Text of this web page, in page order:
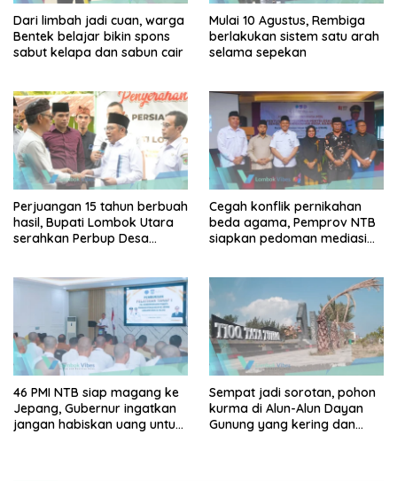
Dari limbah jadi cuan, warga
Bentek belajar bikin spons
sabut kelapa dan sabun cair
Mulai 10 Agustus, Rembiga
berlakukan sistem satu arah
selama sepekan
Perjuangan 15 tahun berbuah
hasil, Bupati Lombok Utara
serahkan Perbup Desa
Cegah konflik pernikahan
beda agama, Pemprov NTB
siapkan pedoman mediasi
46 PMI NTB siap magang ke
Jepang, Gubernur ingatkan
jangan habiskan uang untuk
Sempat jadi sorotan, pohon
kurma di Alun-Alun Dayan
Gunung yang kering dan